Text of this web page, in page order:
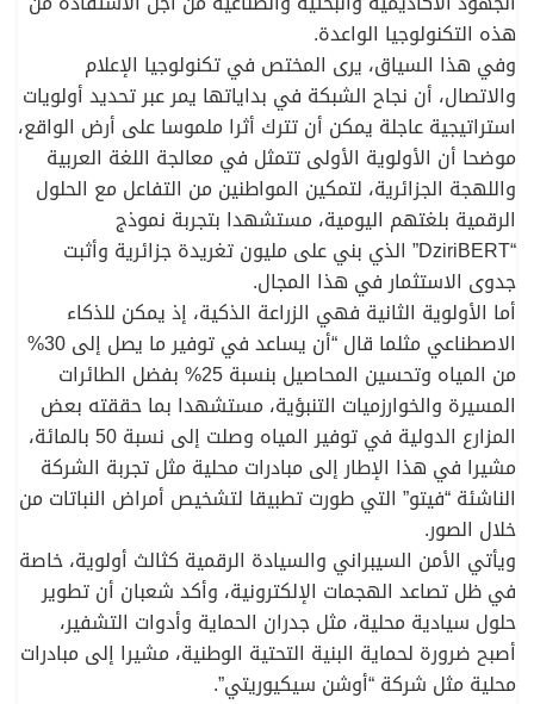
هذه التكنولوجيا الواعدة.
وفي هذا السياق، يرى المختص في تكنولوجيا الإعلام
والاتصال، أن نجاح الشبكة في بداياتها يمر عبر تحديد أولويات
استراتيجية عاجلة يمكن أن تترك أثرا ملموسا على أرض الواقع،
موضحا أن الأولوية الأولى تتمثل في معالجة اللغة العربية
واللهجة الجزائرية، لتمكين المواطنين من التفاعل مع الحلول
الرقمية بلغتهم اليومية، مستشهدا بتجربة نموذج
“DziriBERT” الذي بني على مليون تغريدة جزائرية وأثبت
جدوى الاستثمار في هذا المجال.
أما الأولوية الثانية فهي الزراعة الذكية، إذ يمكن للذكاء
الاصطناعي مثلما قال “أن يساعد في توفير ما يصل إلى 30%
من المياه وتحسين المحاصيل بنسبة 25% بفضل الطائرات
المسيرة والخوارزميات التنبؤية، مستشهدا بما حققته بعض
المزارع الدولية في توفير المياه وصلت إلى نسبة 50 بالمائة،
مشيرا في هذا الإطار إلى مبادرات محلية مثل تجربة الشركة
الناشئة “فيتو” التي طورت تطبيقا لتشخيص أمراض النباتات من
خلال الصور.
ويأتي الأمن السيبراني والسيادة الرقمية كثالث أولوية، خاصة
في ظل تصاعد الهجمات الإلكترونية، وأكد شعبان أن تطوير
حلول سيادية محلية، مثل جدران الحماية وأدوات التشفير،
أصبح ضرورة لحماية البنية التحتية الوطنية، مشيرا إلى مبادرات
محلية مثل شركة “أوشن سيكيوريتي”.